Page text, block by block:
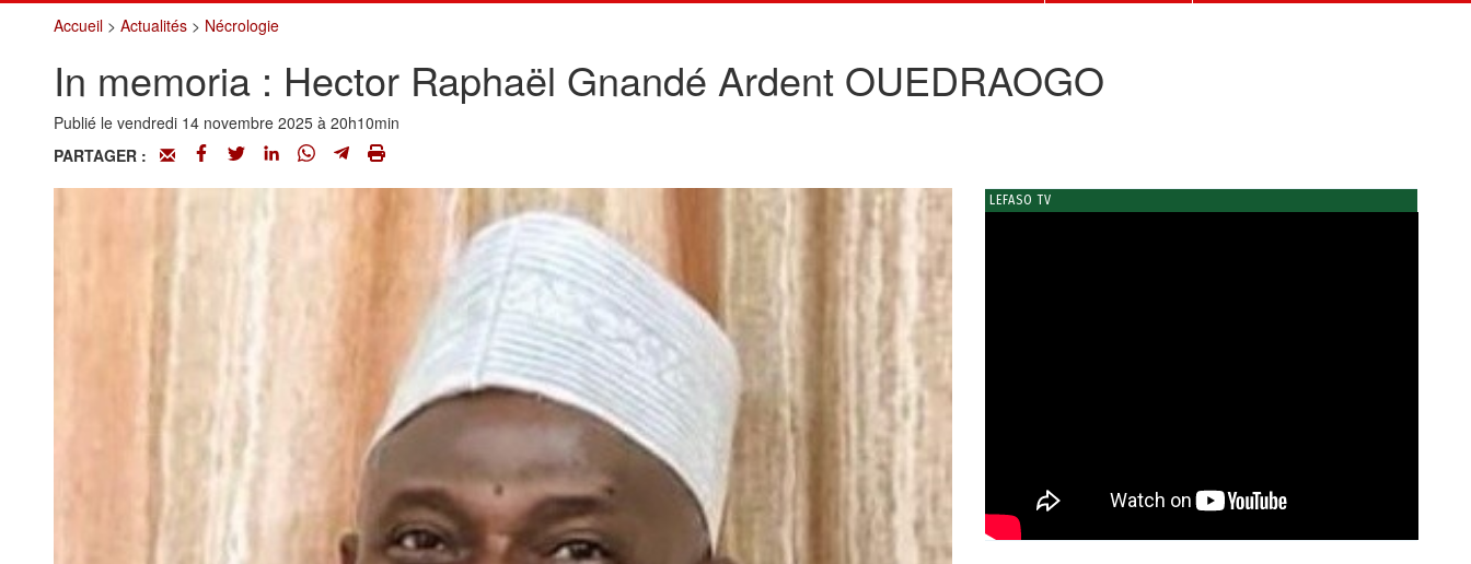
Accueil> Actualités> Nécrologie
In memoria : Hector Raphaël Gnandé Ardent OUEDRAOGO
Publié le vendredi 14 novembre 2025 à 20h10min
PARTAGER :
LEFASO TV